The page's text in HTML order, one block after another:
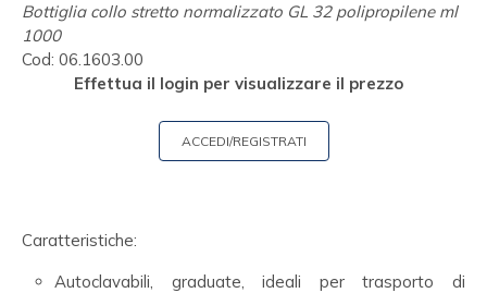
Bottiglia collo stretto normalizzato GL 32 polipropilene ml
1000
Cod: 06.1603.00
Effettua il login per visualizzare il prezzo
ACCEDI/REGISTRATI
Caratteristiche:
Autoclavabili, graduate, ideali per trasporto di